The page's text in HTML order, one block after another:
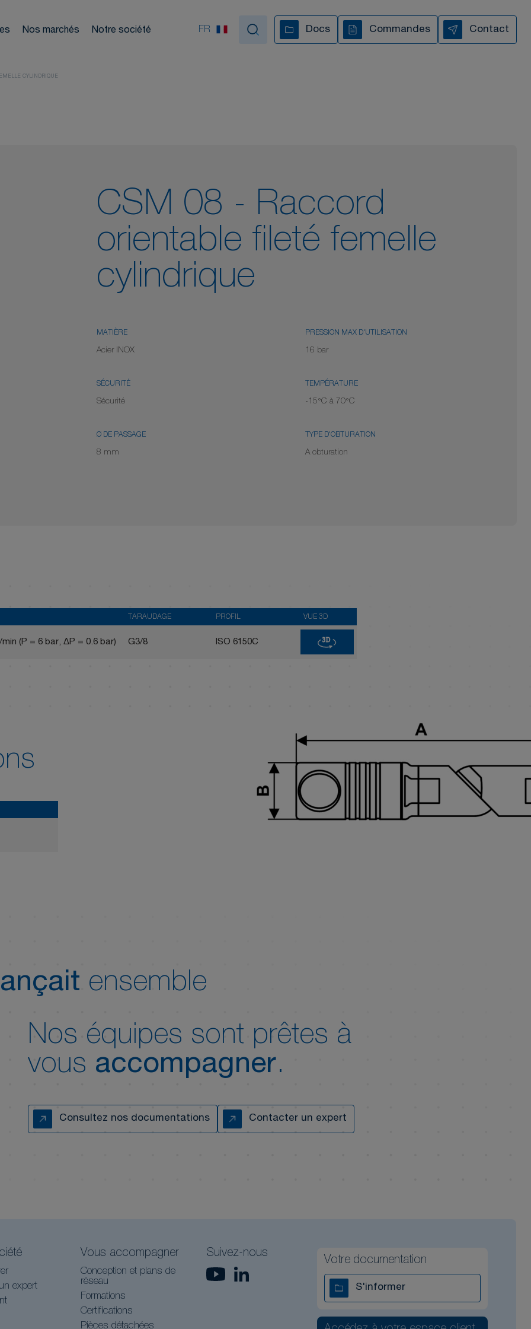
Nous vous accompagnons à
Nos marchés Notre société FR Docs Commandes Contact
CYLINDRIQUE
CSM 08 - Raccord
orientable fileté femelle
cylindrique
MATIÈRE
Acier INOX
PRESSION MAX D'UTILISATION
16 bar
SÉCURITÉ
Sécurité
TEMPÉRATURE
-15°C à 70°C
Ø DE PASSAGE
8 mm
TYPE D'OBTURATION
A obturation
TARAUDAGE PROFIL VUE 3D
min (P = 6 bar, ΔP = 0.6 bar) G3/8 ISO 6150C 3D
ensemble
Nos équipes sont prêtes à
vous accompagner.
Consultez nos documentations Contacter un expert
expert
Vous accompagner
Conception et plans de
réseau
Formations
Certifications
Pièces détachées
Suivez-nous
Votre documentation
S'informer